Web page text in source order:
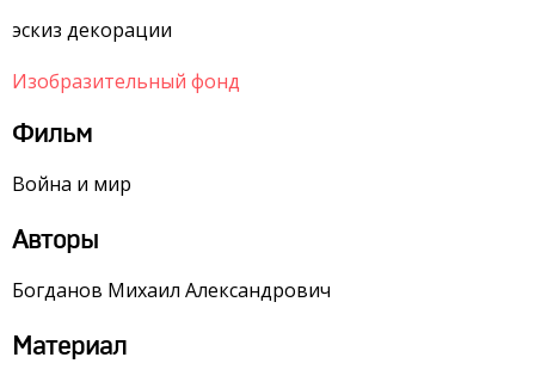
эскиз декорации
Изобразительный фонд
Фильм
Война и мир
Авторы
Богданов Михаил Александрович
Материал